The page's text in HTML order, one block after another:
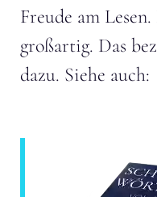
Freude am
großartig. Das
dazu. Siehe auch: